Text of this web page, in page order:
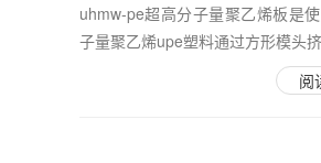
uhmw-pe超高分子量聚乙烯板是
子量聚乙烯upe塑料通过方形模头
阅